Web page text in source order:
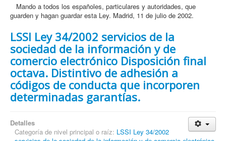
Mando a todos los españoles, particulares y autoridades, que
guarden y hagan guardar esta Ley. Madrid, 11 de julio de 2002.
LSSI Ley 34/2002 servicios de la
sociedad de la información y de
comercio electrónico Disposición final
octava. Distintivo de adhesión a
códigos de conducta que incorporen
determinadas garantías.
Detalles
Categoría de nivel principal o raíz: LSSI Ley 34/2002